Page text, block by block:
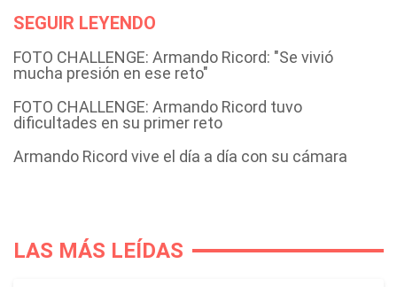
SEGUIR LEYENDO
FOTO CHALLENGE: Armando Ricord: "Se vivió
mucha presión en ese reto"
FOTO CHALLENGE: Armando Ricord tuvo
dificultades en su primer reto
Armando Ricord vive el día a día con su cámara
LAS MÁS LEÍDAS